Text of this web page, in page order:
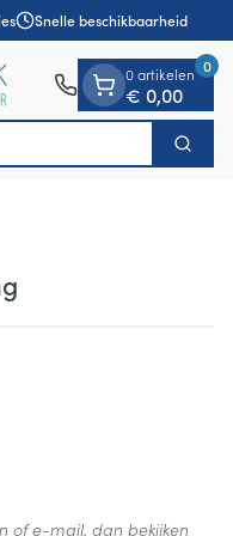
Snelle beschikbaarheid
Zoek
0 artikelen
€ 0,00
0
of e-mail, dan bekijken